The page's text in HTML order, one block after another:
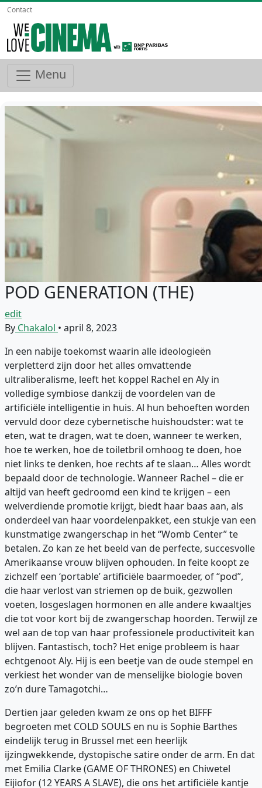
Contact
Menu
POD GENERATION (THE)
edit
By Chakalol • april 8, 2023
In een nabije toekomst waarin alle ideologieën
verpletterd zijn door het alles omvattende
ultraliberalisme, leeft het koppel Rachel en Aly in
volledige symbiose dankzij de voordelen van de
artificiële intelligentie in huis. Al hun behoeften worden
vervuld door deze cybernetische huishoudster: wat te
eten, wat te dragen, wat te doen, wanneer te werken,
hoe te werken, hoe de toiletbril omhoog te doen, hoe
niet links te denken, hoe rechts af te slaan… Alles wordt
bepaald door de technologie. Wanneer Rachel – die er
altijd van heeft gedroomd een kind te krijgen – een
welverdiende promotie krijgt, biedt haar baas aan, als
onderdeel van haar voordelenpakket, een stukje van een
kunstmatige zwangerschap in het “Womb Center” te
betalen. Zo kan ze het beeld van de perfecte, succesvolle
Amerikaanse vrouw blijven ophouden. In feite koopt ze
zichzelf een ‘portable’ artificiële baarmoeder, of “pod”,
die haar verlost van striemen op de buik, gezwollen
voeten, losgeslagen hormonen en alle andere kwaaltjes
die tot voor kort bij de zwangerschap hoorden. Terwijl ze
wel aan de top van haar professionele productiviteit kan
blijven. Fantastisch, toch? Het enige probleem is haar
echtgenoot Aly. Hij is een beetje van de oude stempel en
verkiest het wonder van de menselijke biologie boven
zo’n dure Tamagotchi…
Dertien jaar geleden kwam ze ons op het BIFFF
begroeten met COLD SOULS en nu is Sophie Barthes
eindelijk terug in Brussel met een heerlijk
ijzingwekkende, dystopische satire onder de arm. En dat
met Emilia Clarke (GAME OF THRONES) en Chiwetel
Eijiofor (12 YEARS A SLAVE), die ons het artificiële kantje